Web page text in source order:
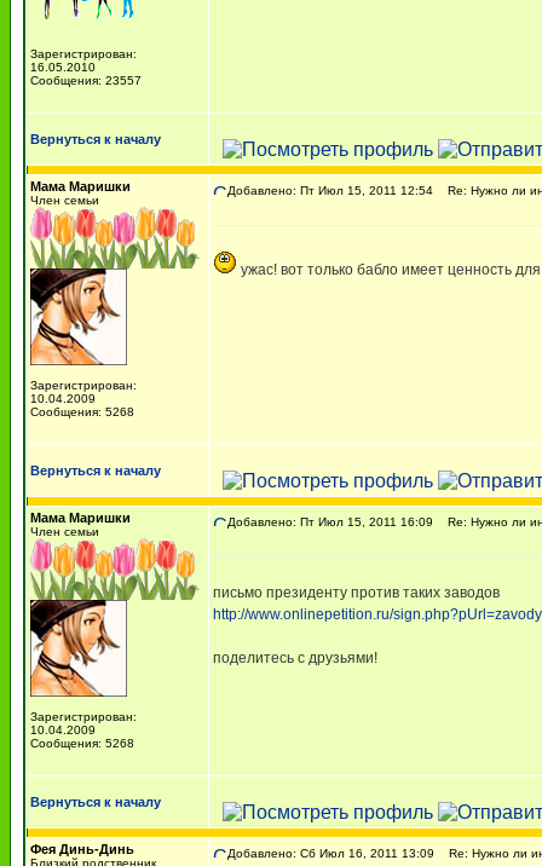
Зарегистрирован:
16.05.2010
Сообщения: 23557
Вернуться к началу
Мама Маришки
Член семьи
Зарегистрирован:
10.04.2009
Сообщения: 5268
Добавлено: Пт Июл 15, 2011 12:54 Re: Нужно ли
ужас! вот только бабло имеет ценность
Вернуться к началу
Мама Маришки
Член семьи
Зарегистрирован:
10.04.2009
Сообщения: 5268
Добавлено: Пт Июл 15, 2011 16:09 Re: Нужно ли
письмо президенту против таких заводов
http://www.onlinepetition.ru/
поделитесь с друзьями!
Вернуться к началу
Фея Динь-Динь
Близкий родственник
Добавлено: Сб Июл 16, 2011 13:09 Re: Нужно ли